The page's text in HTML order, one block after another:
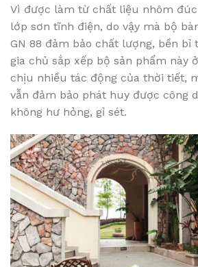
Vì được làm từ chất liệu nhôm đúc
lớp sơn tĩnh điện, do vậy mà bộ
GN 88 đảm bảo chất lượng, bền bỉ
gia chủ sắp xếp bộ sản phẩm này
chịu nhiều tác động của thời tiết,
vẫn đảm bảo phát huy được công
không hư hỏng, gỉ sét.